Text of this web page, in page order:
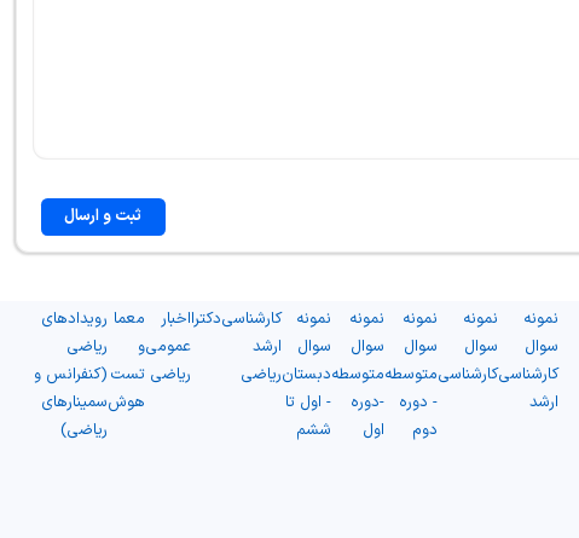
ثبت و ارسال
نمونه
سوال
کارشناسی
ارشد
نمونه
سوال
کارشناسی
نمونه
سوال
متوسطه
- دوره
دوم
نمونه
سوال
متوسطه
-دوره
اول
نمونه
سوال
دبستان
- اول تا
ششم
کارشناسی
ارشد
ریاضی
دکترااخبار
عمومی
ریاضی
معما
و
تست
هوش
رویدادهای
ریاضی
(کنفرانس و
سمینارهای
ریاضی)